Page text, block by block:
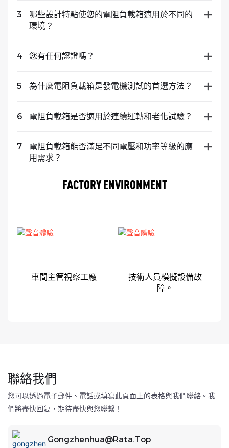
3
哪些設計特點使您的電阻負載箱適用於不同的
環境？
4 您有任何認證嗎？
5 為什麼電阻負載箱是發電機測試的首選方法？
6 電阻負載箱是否適用於連續運轉和老化試驗？
7
電阻負載箱能否滿足不同電壓和功率等級的應
用需求？
FACTORY ENVIRONMENT
車間主管視察工廠
技術人員模擬設備故
障。
聯絡我們
您可以透過電子郵件、電話或填寫此頁面上的表格與我們聯絡。我
們將盡快回复，期待盡快與您聯繫！
Gongzhenhua@rata.top